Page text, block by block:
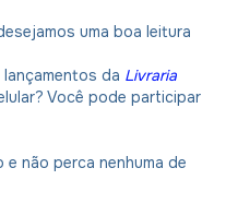
uma boa leitura
da Livraria
Você pode participar
não perca nenhuma de